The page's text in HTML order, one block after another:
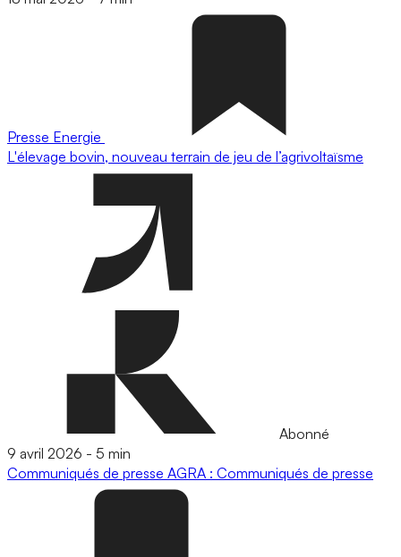
Presse Energie
L'élevage bovin, nouveau terrain de jeu de l’agrivoltaïsme
Abonné
9 avril 2026 - 5 min
Communiqués de presse AGRA : Communiqués de presse